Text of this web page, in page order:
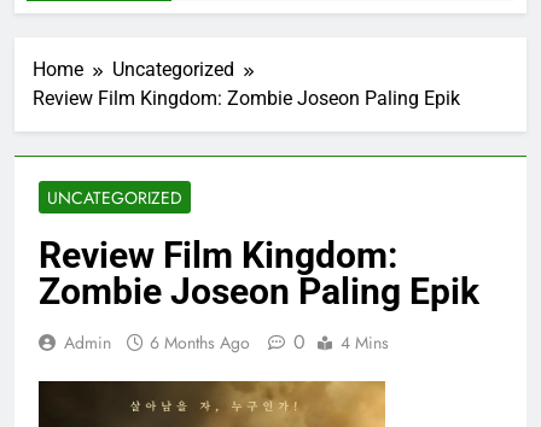
Home
Uncategorized
Review Film Kingdom: Zombie Joseon Paling Epik
UNCATEGORIZED
Review Film Kingdom:
Zombie Joseon Paling Epik
Admin 6 Months Ago 0 4 Mins